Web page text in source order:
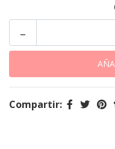
-
Compartir: